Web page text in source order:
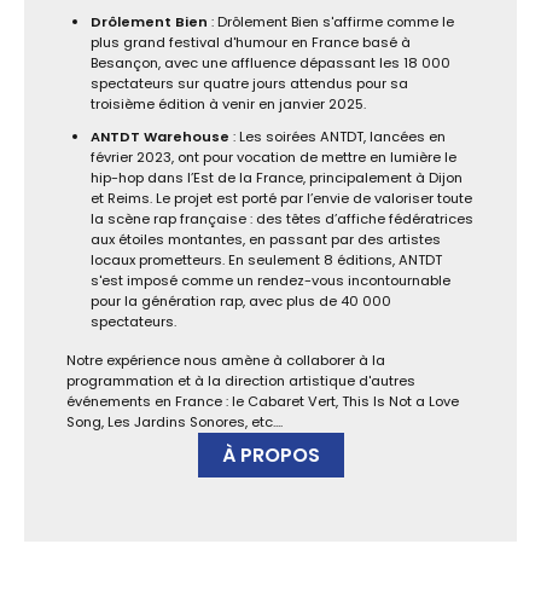
Drôlement Bien : Drôlement Bien s'affirme comme le
plus grand festival d'humour en France basé à
Besançon, avec une affluence dépassant les 18 000
spectateurs sur quatre jours attendus pour sa
troisième édition à venir en janvier 2025.
ANTDT Warehouse : Les soirées ANTDT, lancées en
février 2023, ont pour vocation de mettre en lumière le
hip-hop dans l’Est de la France, principalement à Dijon
et Reims. Le projet est porté par l’envie de valoriser toute
la scène rap française : des têtes d’affiche fédératrices
aux étoiles montantes, en passant par des artistes
locaux prometteurs. En seulement 8 éditions, ANTDT
s'est imposé comme un rendez-vous incontournable
pour la génération rap, avec plus de 40 000
spectateurs.
Notre expérience nous amène à collaborer à la
programmation et à la direction artistique d'autres
événements en France : le Cabaret Vert, This Is Not a Love
Song, Les Jardins Sonores, etc....
À PROPOS